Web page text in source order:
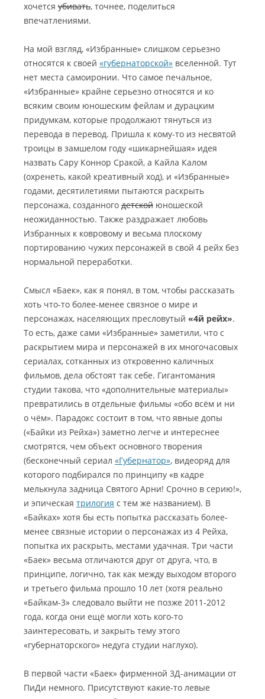
хочется убивать, точнее, поделиться
впечатлениями.
На мой взгляд, «Избранные» слишком серьезно
относятся к своей «губернаторской» вселенной. Тут
нет места самоиронии. Что самое печальное,
«Избранные» крайне серьезно относятся и ко
всяким своим юношеским фейлам и дурацким
придумкам, которые продолжают тянуться из
перевода в перевод. Пришла к кому-то из несвятой
троицы в замшелом году «шикарнейшая» идея
назвать Сару Коннор Сракой, а Кайла Калом
(охренеть, какой креативный ход), и «Избранные»
годами, десятилетиями пытаются раскрыть
персонажа, созданного детской юношеской
неожиданностью. Также раздражает любовь
Избранных к ковровому и весьма плоскому
портированию чужих персонажей в свой 4 рейх без
нормальной переработки.
Смысл «Баек», как я понял, в том, чтобы рассказать
хоть что-то более-менее связное о мире и
персонажах, населяющих пресловутый «4й рейх».
То есть, даже сами «Избранные» заметили, что с
раскрытием мира и персонажей в их многочасовых
сериалах, сотканных из откровенно каличных
фильмов, дела обстоят так себе. Гигантомания
студии такова, что «дополнительные материалы»
превратились в отдельные фильмы «обо всём и ни
о чём». Парадокс состоит в том, что явные допы
(«Байки из Рейха») заметно легче и интереснее
смотрятся, чем объект основного творения
(бесконечный сериал «Губернатор», видеоряд для
которого подбирался по принципу «в кадре
мелькнула задница Святого Арни! Срочно в серию!»,
и эпическая трилогия с тем же названием). В
«Байках» хотя бы есть попытка рассказать более-
менее связные истории о персонажах из 4 Рейха,
попытка их раскрыть, местами удачная. Три части
«Баек» весьма отличаются друг от друга, что, в
принципе, логично, так как между выходом второго
и третьего фильма прошло 10 лет (хотя реально
«Байкам-3» следовало выйти не позже 2011-2012
года, когда они ещё могли хоть кого-то
заинтересовать, и закрыть тему этого
«губернаторского» недуга студии наглухо).
В первой части «Баек» фирменной 3Д-анимации от
ПиДи немного. Присутствуют какие-то левые